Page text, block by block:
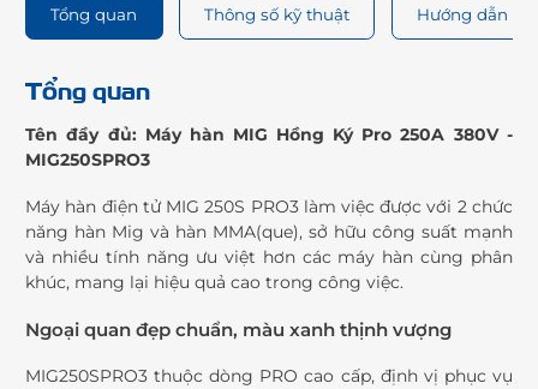
Tổng quan Thông số kỹ thuật Hướng dẫn sử
Tổng quan
Tên đầy đủ: Máy hàn MIG Hồng Ký Pro 250A 380V -
MIG250SPRO3
Máy hàn điện tử MIG 250S PRO3 làm việc được với 2 chức
năng hàn Mig và hàn MMA(que), sở hữu công suất mạnh
và nhiều tính năng ưu việt hơn các máy hàn cùng phân
khúc, mang lại hiệu quả cao trong công việc.
Ngoại quan đẹp chuẩn, màu xanh thịnh vượng
MIG250SPRO3 thuộc dòng PRO cao cấp, định vị phục vụ